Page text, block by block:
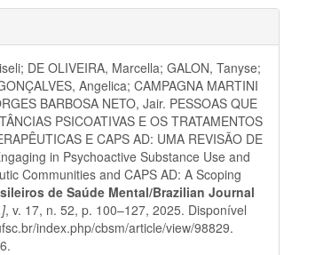
DE OLIVEIRA, Marcella; GALON, Tanyse;
Angelica; CAMPAGNA MARTINI
BARBOSA NETO, Jair. PESSOAS QUE
PSICOATIVAS E OS TRATAMENTOS
E CAPS AD: UMA REVISÃO DE
in Psychoactive Substance Use and
Communities and CAPS AD: A Scoping
de Saúde Mental/Brazilian Journal
, v. 17, n. 52, p. 100–127, 2025. Disponível
index.php/cbsm/article/view/98829.